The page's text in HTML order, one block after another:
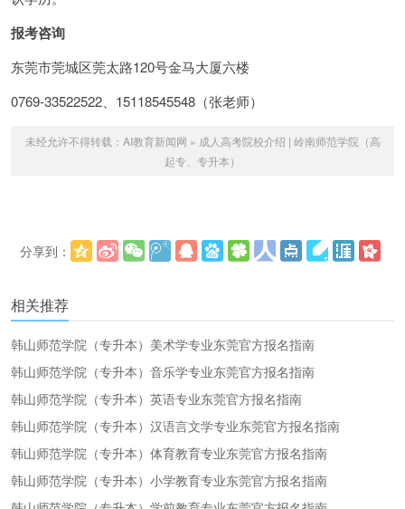
报考咨询
东莞市莞城区莞太路120号金马大厦六楼
0769-33522522、15118545548（张老师）
未经允许不得转载： AI教育新闻网 » 成人高考院校介绍 | 岭南师范学院（高
起专、专升本）
分享到：
相关推荐
韩山师范学院（专升本）美术学专业东莞官方报名指南
韩山师范学院（专升本）音乐学专业东莞官方报名指南
韩山师范学院（专升本）英语专业东莞官方报名指南
韩山师范学院（专升本）汉语言文学专业东莞官方报名指南
韩山师范学院（专升本）体育教育专业东莞官方报名指南
韩山师范学院（专升本）小学教育专业东莞官方报名指南